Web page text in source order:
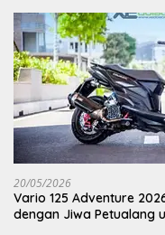
20/05/2026
Vario 125 Adventure
dengan Jiwa Petualang